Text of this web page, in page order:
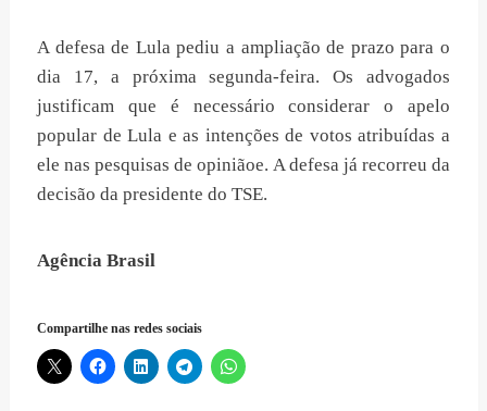
A defesa de Lula pediu a ampliação de prazo para o
dia 17, a próxima segunda-feira. Os advogados
justificam que é necessário considerar o apelo
popular de Lula e as intenções de votos atribuídas a
ele nas pesquisas de opiniãoe. A defesa já recorreu da
decisão da presidente do TSE.
Agência Brasil
Compartilhe nas redes sociais